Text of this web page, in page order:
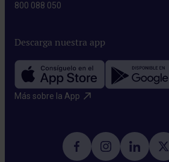
800 088 050
Descarga nuestra app
Más sobre la App​